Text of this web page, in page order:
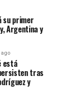
su primer
Argentina y
ago
está
tras
y